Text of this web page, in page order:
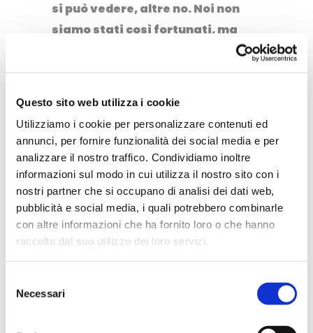
Questo sito web utilizza i cookie
Utilizziamo i cookie per personalizzare contenuti ed
annunci, per fornire funzionalità dei social media e per
analizzare il nostro traffico. Condividiamo inoltre
informazioni sul modo in cui utilizza il nostro sito con i
nostri partner che si occupano di analisi dei dati web,
pubblicità e social media, i quali potrebbero combinarle
con altre informazioni che ha fornito loro o che hanno
raccolto dal suo utilizzo dei loro servizi.
delNecessari
si può vedere, altre no. Noi non
siamo stati così fortunati, ma
motivo in più per tornare, non
Canale di Tenno, un pittoresco
borgo nel Garda Trentino
Appena qualche chilometro
prima di arrivare al lago, facendo
una piccola allo deviazione, è
d’obbligo una tappa al borgo di
all’insù ci siamo lasciati